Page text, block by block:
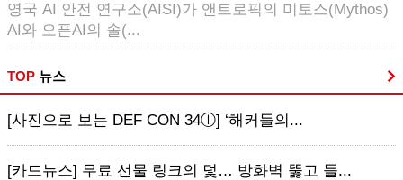
영국 AI 안전 연구소(AISI)가 앤트로픽의 미토스(Mythos)
AI와 오픈AI의 솔(...
TOP 뉴스
[사진으로 보는 DEF CON 34ⓛ] ‘해커들의...
[카드뉴스] 무료 선물 링크의 덫… 방화벽 뚫고 들...